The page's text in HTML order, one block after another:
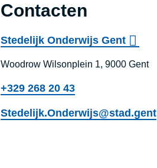
Contacten
Stedelijk Onderwijs Gent
Woodrow Wilsonplein 1, 9000 Gent
+329 268 20 43
Stedelijk.Onderwijs@stad.gent